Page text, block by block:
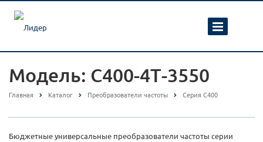
Модель: С400-4Т-3550
Главная Каталог Преобразователи частоты Серия С400
Бюджетные универсальные преобразователи частоты серии